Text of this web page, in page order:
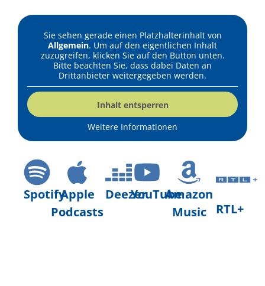
Sie sehen gerade einen Platzhalterinhalt von
Allgemein. Um auf den eigentlichen Inhalt
zuzugreifen, klicken Sie auf den Button unten.
Bitte beachten Sie, dass dabei Daten an
Drittanbieter weitergegeben werden.
Inhalt entsperren
Weitere Informationen
SpotifyApple
Podcasts
DeezerYouTubeAmazon
Music
RTL+